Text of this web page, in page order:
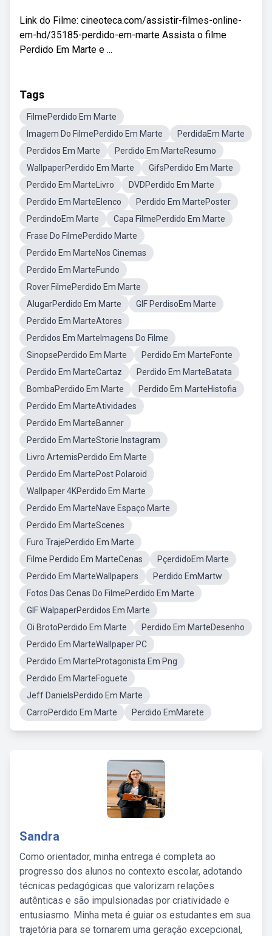
Link do Filme: cineoteca.com/assistir-filmes-online-
em-hd/35185-perdido-em-marte Assista o filme
Perdido Em Marte e ...
Tags
FilmePerdido Em Marte
Imagem Do FilmePerdido Em Marte
PerdidaEm Marte
Perdidos Em Marte
Perdido Em MarteResumo
WallpaperPerdido Em Marte
GifsPerdido Em Marte
Perdido Em MarteLivro
DVDPerdido Em Marte
Perdido Em MarteElenco
Perdido Em MartePoster
PerdindoEm Marte
Capa FilmePerdido Em Marte
Frase Do FilmePerdido Marte
Perdido Em MarteNos Cinemas
Perdido Em MarteFundo
Rover FilmePerdido Em Marte
AlugarPerdido Em Marte
GIF PerdisoEm Marte
Perdido Em MarteAtores
Perdidos Em MarteImagens Do Filme
SinopsePerdido Em Marte
Perdido Em MarteFonte
Perdido Em MarteCartaz
Perdido Em MarteBatata
BombaPerdido Em Marte
Perdido Em MarteHistofia
Perdido Em MarteAtividades
Perdido Em MarteBanner
Perdido Em MarteStorie Instagram
Livro ArtemisPerdido Em Marte
Perdido Em MartePost Polaroid
Wallpaper 4KPerdido Em Marte
Perdido Em MarteNave Espaço Marte
Perdido Em MarteScenes
Furo TrajePerdido Em Marte
Filme Perdido Em MarteCenas
PçerdidoEm Marte
Perdido Em MarteWallpapers
Perdido EmMartw
Fotos Das Cenas Do FilmePerdido Em Marte
GIF WalpaperPerdidos Em Marte
Oi BrotoPerdido Em Marte
Perdido Em MarteDesenho
Perdido Em MarteWallpaper PC
Perdido Em MarteProtagonista Em Png
Perdido Em MarteFoguete
Jeff DanielsPerdido Em Marte
CarroPerdido Em Marte
Perdido EmMarete
Sandra
Como orientador, minha entrega é completa ao
progresso dos alunos no contexto escolar, adotando
técnicas pedagógicas que valorizam relações
autênticas e são impulsionadas por criatividade e
entusiasmo. Minha meta é guiar os estudantes em sua
trajetória para se tornarem uma geração excepcional,